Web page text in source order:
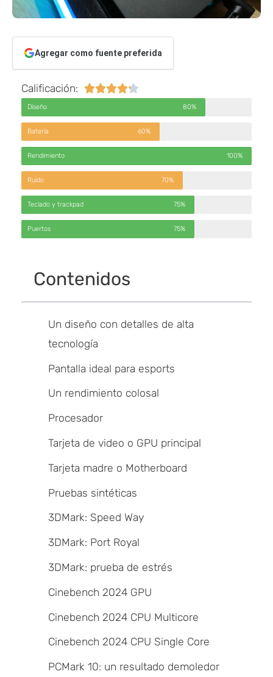
Agregar como fuente preferida
Calificación: 
Diseño 80%
Batería 60%
Rendimiento 100%
Ruido 70%
Teclado y trackpad 75%
Puertos 75%
Contenidos
Un diseño con detalles de alta
tecnología
Pantalla ideal para esports
Un rendimiento colosal
Procesador
Tarjeta de video o GPU principal
Tarjeta madre o Motherboard
Pruebas sintéticas
3DMark: Speed Way
3DMark: Port Royal
3DMark: prueba de estrés
Cinebench 2024 GPU
Cinebench 2024 CPU Multicore
Cinebench 2024 CPU Single Core
PCMark 10: un resultado demoledor